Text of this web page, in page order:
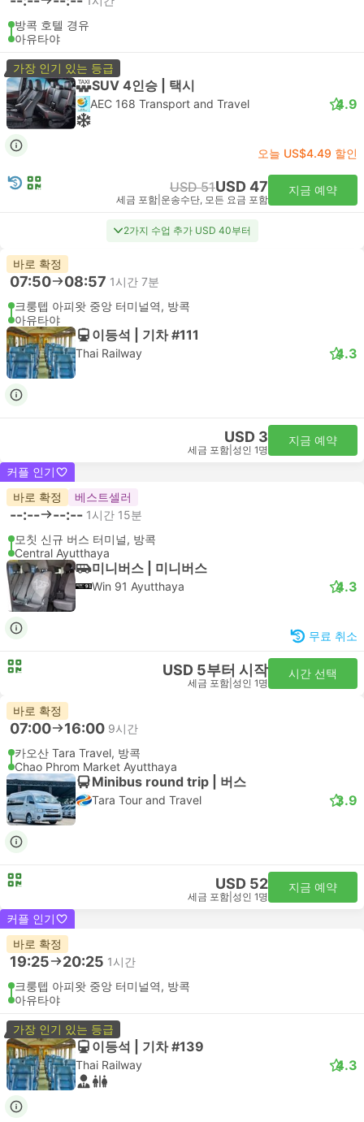
방콕 호텔 경유
아유타야
가장 인기 있는 등급
SUV 4인승 | 택시
AEC 168 Transport and Travel 4.9
오늘 US$4.49 할인
USD 51USD 47
세금 포함 운송수단, 모든 요금 포함
지금 예약
2가지 수업 추가 USD 40부터
바로 확정
07:50 08:57 1시간 7분
크룽텝 아피왓 중앙 터미널역, 방콕
아유타야
이등석 | 기차 #111
Thai Railway 4.3
USD 3
세금 포함 성인 1명
지금 예약
커플 인기
바로 확정
베스트셀러
--:-- --:-- 1시간 15분
모칫 신규 버스 터미널, 방콕
Central Ayutthaya
미니버스 | 미니버스
Win 91 Ayutthaya 4.3
무료 취소
USD 5부터 시작
세금 포함 성인 1명
시간 선택
바로 확정
07:00 16:00 9시간
카오산 Tara Travel, 방콕
Chao Phrom Market Ayutthaya
Minibus round trip | 버스
Tara Tour and Travel 3.9
USD 52
세금 포함 성인 1명
지금 예약
커플 인기
바로 확정
19:25 20:25 1시간
크룽텝 아피왓 중앙 터미널역, 방콕
아유타야
가장 인기 있는 등급
이등석 | 기차 #139
Thai Railway 4.3